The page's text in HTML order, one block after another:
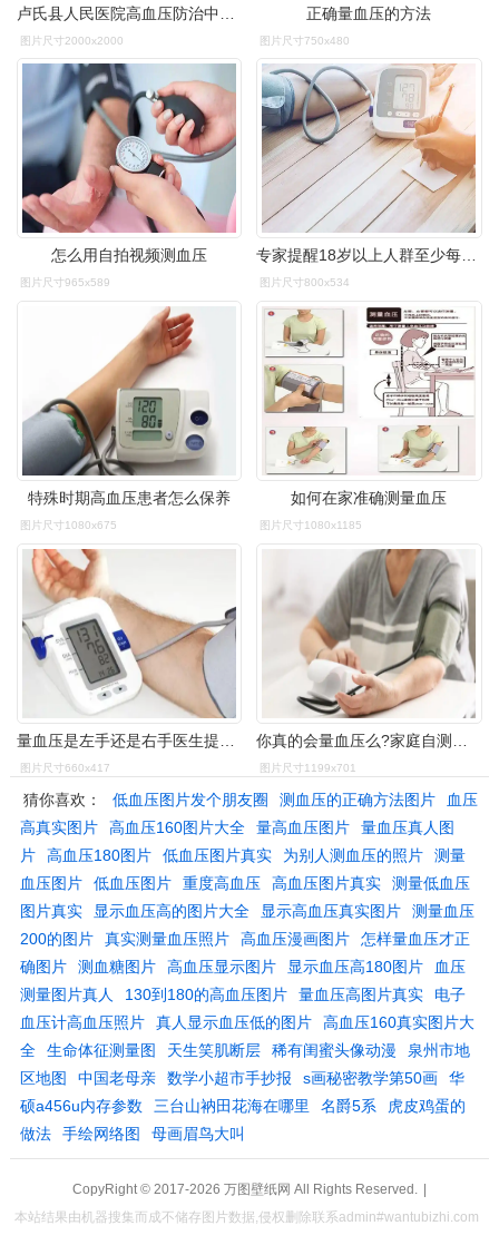
图片尺寸2000x2000
正确量血压的方法
图片尺寸750x480
怎么用自拍视频测血压
图片尺寸965x589
专家提醒18岁以上人群至少每年量一次血压
图片尺寸800x534
特殊时期高血压患者怎么保养
图片尺寸1080x675
如何在家准确测量血压
图片尺寸1080x1185
图片尺寸660x417 图片尺寸1199x701
猜你喜欢： 低血压图片发个朋友圈 测血压的正确方法图片
血压
高真实图片
高血压160图片大全 量高血压图片
量血压真人图
片
高血压180图片 低血压图片真实 为别人测血压的照片
测量
血压图片
低血压图片 重度高血压 高血压图片真实
测量低血压
图片真实
显示血压高的图片大全 显示高血压真实图片
测量血压
200的图片
真实测量血压照片 高血压漫画图片
怎样量血压才正
确图片
测血糖图片 高血压显示图片 显示血压高180图片
血压
测量图片真人
130到180的高血压图片 量血压高图片真实
电子
血压计高血压照片
真人显示血压低的图片
高血压160真实图片大
全
生命体征测量图 天生笑肌断层 稀有闺蜜头像动漫
泉州市地
区地图
中国老母亲 数学小超市手抄报 s画秘密教学第50画
华
硕a456u内存参数
三台山衲田花海在哪里 名爵5系
虎皮鸡蛋的
做法
手绘网络图 母画眉鸟大叫
CopyRight © 2017-2026 万图壁纸网 All Rights Reserved.
|
本站结果由机器搜集而成不储存图片数据,侵权删除联系admin#wantubizhi.com